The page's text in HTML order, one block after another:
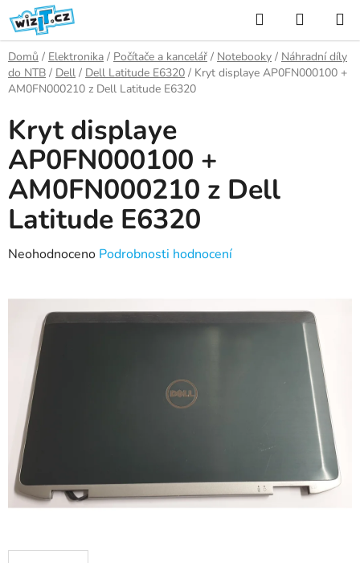
Přejít
na
obsah
Hledat
KOŠÍK
Domů / Elektronika / Počítače a kancelář / Notebooky / Náhradní díly
do NTB / Dell / Dell Latitude E6320 / Kryt displaye AP0FN000100 +
AM0FN000210 z Dell Latitude E6320
Kryt displaye
AP0FN000100 +
AM0FN000210 z Dell
Latitude E6320
Průměrné
produktu
hvězdiček.
Neohodnoceno Podrobnosti hodnocení